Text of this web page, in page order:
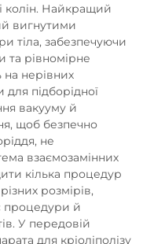
колін. Найкращий
вигнутими
тіла, забезпечуючи
та рівномірне
на нерівних
для підборідної
вакууму й
щоб безпечно
не
взаємозамінних
кілька процедур
розмірів,
процедури й
У передовій
для кріоліполізу